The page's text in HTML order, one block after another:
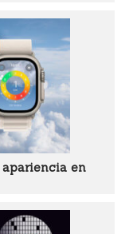
en